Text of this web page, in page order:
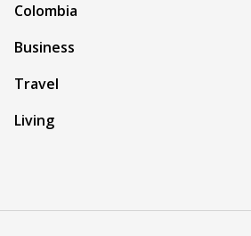
Colombia
Business
Travel
Living